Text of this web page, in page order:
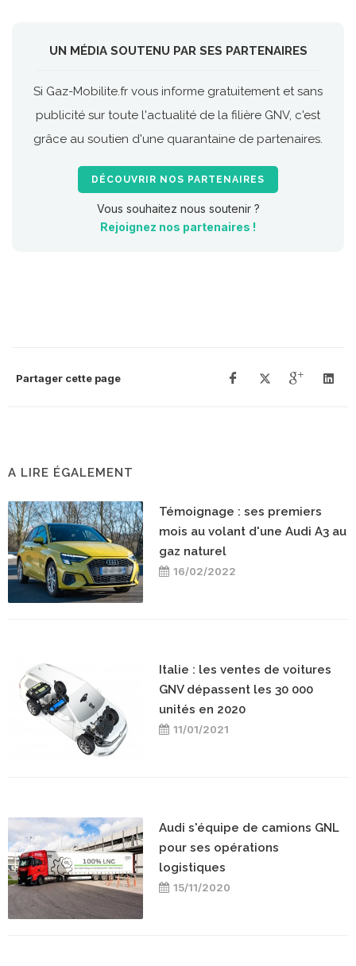
UN MÉDIA SOUTENU PAR SES PARTENAIRES
Si Gaz-Mobilite.fr vous informe gratuitement et sans
publicité sur toute l'actualité de la filière GNV, c'est
grâce au soutien d'une quarantaine de partenaires.
DÉCOUVRIR NOS PARTENAIRES
Vous souhaitez nous soutenir ?
Rejoignez nos partenaires !
Partager cette page
A LIRE ÉGALEMENT
Témoignage : ses premiers
mois au volant d'une Audi A3 au
gaz naturel
16/02/2022
Italie : les ventes de voitures
GNV dépassent les 30 000
unités en 2020
11/01/2021
Audi s'équipe de camions GNL
pour ses opérations
logistiques
15/11/2020